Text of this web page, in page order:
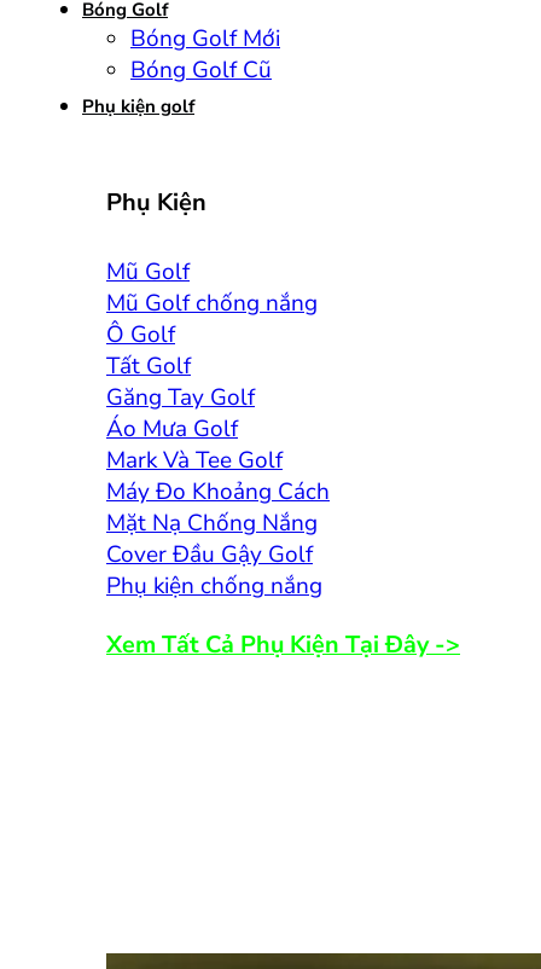
Bóng Golf
Bóng Golf Mới
Bóng Golf Cũ
Phụ kiện golf
Phụ Kiện
Mũ Golf
Mũ Golf chống nắng
Ô Golf
Tất Golf
Găng Tay Golf
Áo Mưa Golf
Mark Và Tee Golf
Máy Đo Khoảng Cách
Mặt Nạ Chống Nắng
Cover Đầu Gậy Golf
Phụ kiện chống nắng
Xem Tất Cả Phụ Kiện Tại Đây ->